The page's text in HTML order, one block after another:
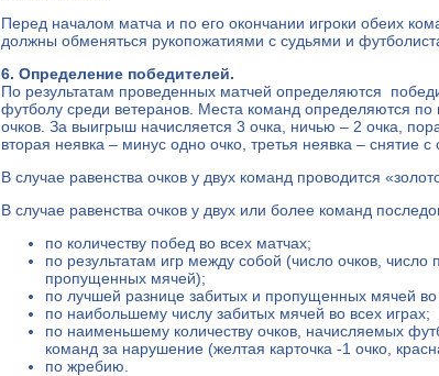
Перед началом матча и по его окончании игроки обеих
должны обменяться рукопожатиями с судьями и
6. Определение победителей.
По результатам проведенных матчей определяются
футболу среди ветеранов. Места команд определяются
очков. За выигрыш начисляется 3 очка, ничью – 2 очка,
вторая неявка – минус одно очко, третья неявка – снятие с
В случае равенства очков у двух команд проводится
В случае равенства очков у двух или более команд
по количеству побед во всех матчах;
по результатам игр между собой (число очков,
пропущенных мячей);
по лучшей разнице забитых и пропущенных мячей во
по наибольшему числу забитых мячей во всех играх;
по наименьшему количеству очков, начисляемых
команд за нарушение (желтая карточка -1 очко,
по жребию.